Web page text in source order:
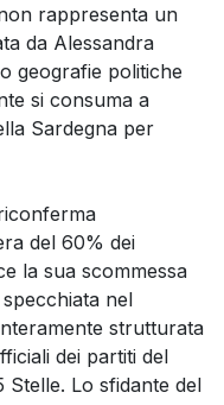
rappresenta un
da Alessandra
geografie politiche
si consuma a
Sardegna per
del 60% dei
la sua scommessa
nel
strutturata
dei partiti del
Lo sfidante del